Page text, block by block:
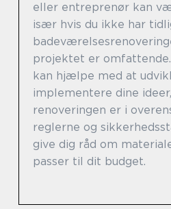
eller entreprenør kan
især hvis du ikke har
projektet er
kan hjælpe med at
implementere dine
renoveringen er i
reglerne og
give dig råd om
passer til dit budget.